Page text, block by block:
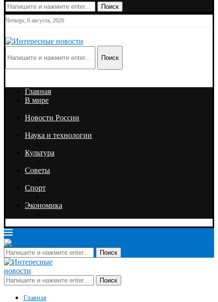
Поиск
Четверг, 6 августа, 2026
Поиск
Главная
В мире
Новости России
Наука и технологии
Культура
Советы
Спорт
Экономика
Поиск
Поиск
Главная